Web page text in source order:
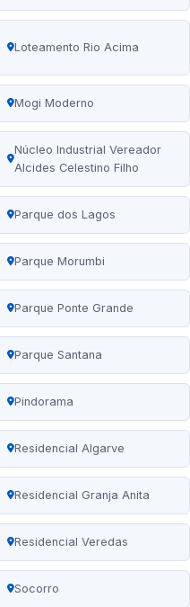
Loteamento Rio Acima
Mogi Moderno
Núcleo Industrial Vereador
Alcides Celestino Filho
Parque dos Lagos
Parque Morumbi
Parque Ponte Grande
Parque Santana
Pindorama
Residencial Algarve
Residencial Granja Anita
Residencial Veredas
Socorro